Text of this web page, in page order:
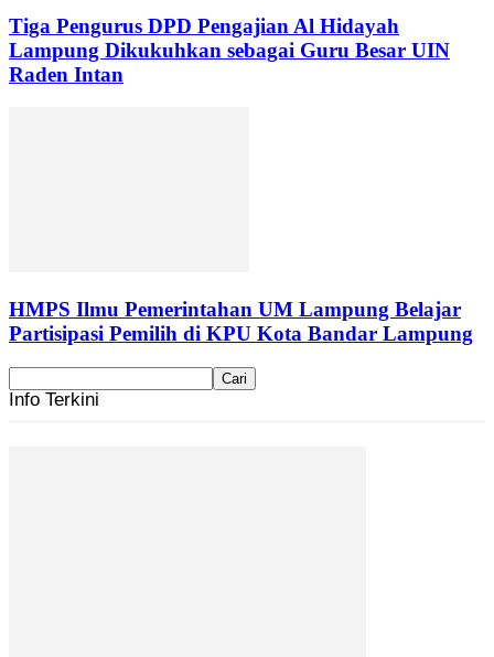
Tiga Pengurus DPD Pengajian Al Hidayah
Lampung Dikukuhkan sebagai Guru Besar UIN
Raden Intan
HMPS Ilmu Pemerintahan UM Lampung Belajar
Partisipasi Pemilih di KPU Kota Bandar Lampung
Info Terkini